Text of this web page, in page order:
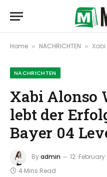
Home » NACHRICHTEN » Xabi
NACHRICHTEN
Xabi Alonso
lebt der
Bayer 04
Byadmin 12. February
4 Mins Read